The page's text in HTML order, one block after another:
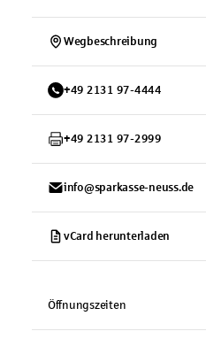
Wegbeschreibung
+49 2131 97-4444
+49 2131 97-2999
info@sparkasse-neuss.de
vCard herunterladen
Öffnungszeiten